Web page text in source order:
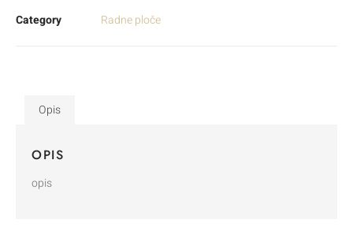
Category Radne ploče
Opis
OPIS
opis